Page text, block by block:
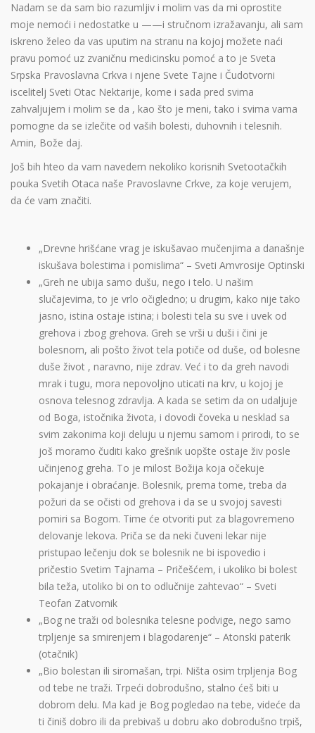
Nadam se da sam bio razumljiv i molim vas da mi oprostite
moje nemoći i nedostatke u ——i stručnom izražavanju, ali sam
iskreno želeo da vas uputim na stranu na kojoj možete naći
pravu pomoć uz zvaničnu medicinsku pomoć a to je Sveta
Srpska Pravoslavna Crkva i njene Svete Tajne i Čudotvorni
iscelitelj Sveti Otac Nektarije, kome i sada pred svima
zahvaljujem i molim se da , kao što je meni, tako i svima vama
pomogne da se izlečite od vaših bolesti, duhovnih i telesnih.
Amin, Bože daj.
Još bih hteo da vam navedem nekoliko korisnih Svetootačkih
pouka Svetih Otaca naše Pravoslavne Crkve, za koje verujem,
da će vam značiti.
­„Drevne hrišćane vrag je iskušavao mučenjima a današnje
iskušava bolestima i pomislima“ – Sveti Amvrosije Optinski
„Greh ne ubija samo dušu, nego i telo. U našim
slučajevima, to je vrlo očigledno; u drugim, kako nije tako
jasno, istina ostaje istina; i bolesti tela su sve i uvek od
grehova i zbog grehova. Greh se vrši u duši i čini je
bolesnom, ali pošto život tela potiče od duše, od bolesne
duše život , naravno, nije zdrav. Već i to da greh navodi
mrak i tugu, mora nepovoljno uticati na krv, u kojoj je
osnova telesnog zdravlja. A kada se setim da on udaljuje
od Boga, istočnika života, i dovodi čoveka u nesklad sa
svim zakonima koji deluju u njemu samom i prirodi, to se
još moramo čuditi kako grešnik uopšte ostaje živ posle
učinjenog greha. To je milost Božija koja očekuje
pokajanje i obraćanje. Bolesnik, prema tome, treba da
požuri da se očisti od grehova i da se u svojoj savesti
pomiri sa Bogom. Time će otvoriti put za blagovremeno
delovanje lekova. Priča se da neki čuveni lekar nije
pristupao lečenju dok se bolesnik ne bi ispovedio i
pričestio Svetim Tajnama – Pričešćem, i ukoliko bi bolest
bila teža, utoliko bi on to odlučnije zahtevao“ – Sveti
Teofan Zatvornik
„Bog ne traži od bolesnika telesne podvige, nego samo
trpljenje sa smirenjem i blagodarenje“ – Atonski paterik
(otačnik)
„Bio bolestan ili siromašan, trpi. Ništa osim trpljenja Bog
od tebe ne traži. Trpeći dobrodušno, stalno ćeš biti u
dobrom delu. Ma kad je Bog pogledao na tebe, videće da
ti činiš dobro ili da prebivaš u dobru ako dobrodušno trpiš,